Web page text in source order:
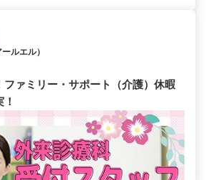
ルエル）
ファミリー・サポート（介護）休暇